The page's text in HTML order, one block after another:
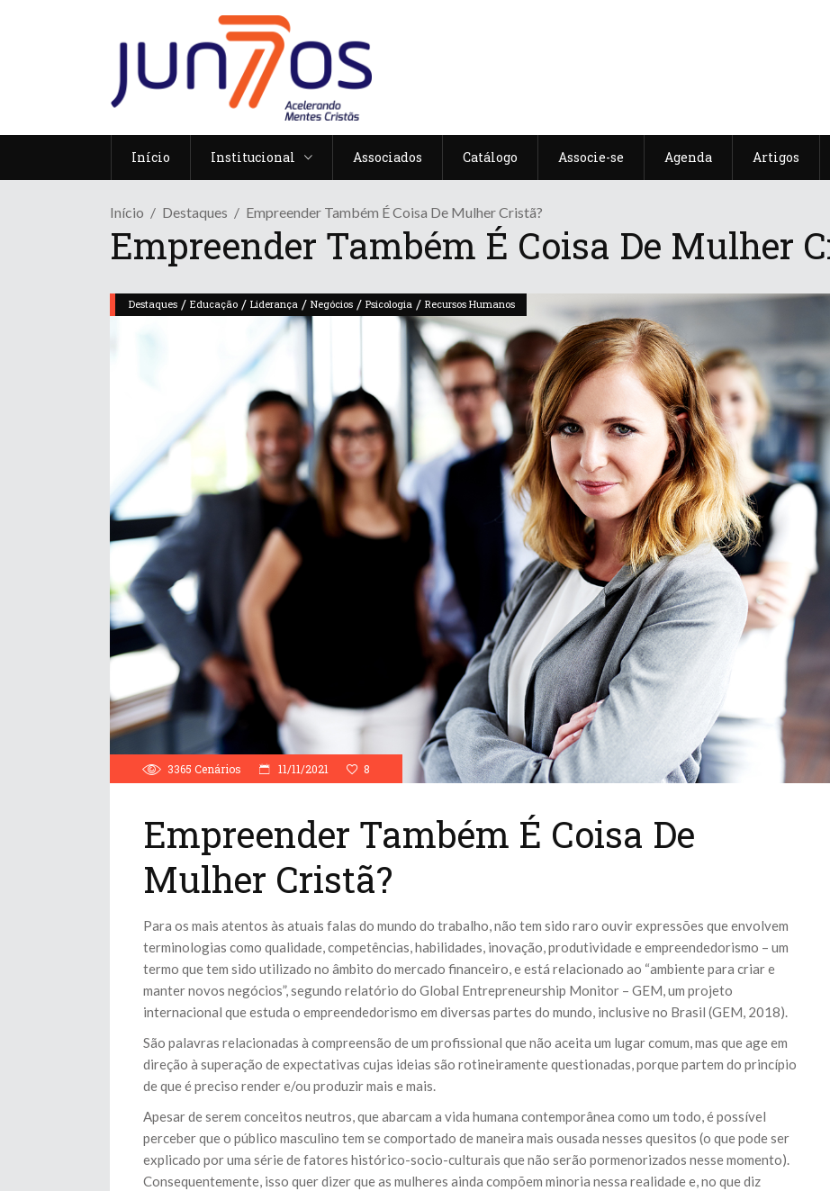
Início Institucional Associados Catálogo Associe-se Agenda Artigos
Início Destaques Empreender Também É Coisa De Mulher Cristã?
Empreender Também É Coisa De Mulher
Destaques / Educação / Liderança / Negócios / Psicologia / Recursos Humanos
3365 Cenários 11/11/2021 8
Empreender Também É Coisa De
Mulher Cristã?
Para os mais atentos às atuais falas do mundo do trabalho, não tem sido raro ouvir expressões que envolvem
terminologias como qualidade, competências, habilidades, inovação, produtividade e empreendedorismo – um
termo que tem sido utilizado no âmbito do mercado financeiro, e está relacionado ao “ambiente para criar e
manter novos negócios”, segundo relatório do Global Entrepreneurship Monitor – GEM, um projeto
internacional que estuda o empreendedorismo em diversas partes do mundo, inclusive no Brasil (GEM, 2018).
São palavras relacionadas à compreensão de um profissional que não aceita um lugar comum, mas que age em
direção à superação de expectativas cujas ideias são rotineiramente questionadas, porque partem do princípio
de que é preciso render e/ou produzir mais e mais.
Apesar de serem conceitos neutros, que abarcam a vida humana contemporânea como um todo, é possível
perceber que o público masculino tem se comportado de maneira mais ousada nesses quesitos (o que pode ser
explicado por uma série de fatores histórico-socio-culturais que não serão pormenorizados nesse momento).
Consequentemente, isso quer dizer que as mulheres ainda compõem minoria nessa realidade e, no que diz